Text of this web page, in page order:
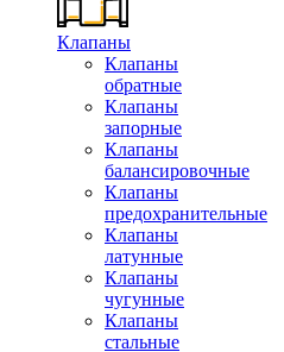
Клапаны
Клапаны
обратные
Клапаны
запорные
Клапаны
балансировочные
Клапаны
предохранительные
Клапаны
латунные
Клапаны
чугунные
Клапаны
стальные